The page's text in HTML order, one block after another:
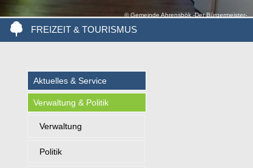
© Gemeinde Ahrensbök -Der Bürgermeister-
FREIZEIT & TOURISMUS
Aktuelles & Service
Verwaltung & Politik
Verwaltung
Politik